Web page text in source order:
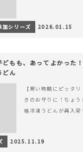
加シリーズ 2026.01.15
どもも、あってよかった
どん
【寒い時期にピッタ
きのお守りに！ちょ
格冷凍うどんが再入荷
2025.11.19